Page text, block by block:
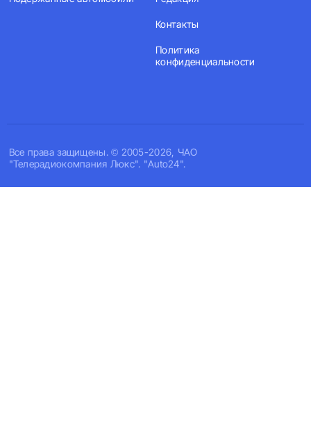
Все права защищены. © 2005-2026, ЧАО
"Телерадиокомпания Люкс". "Auto24".
Контакты
Политика
конфиденциальности